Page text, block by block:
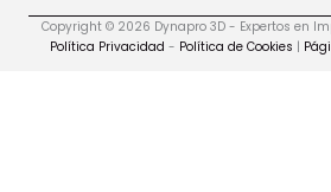
Copyright © 2026 Dynapro 3D - Expertos en
Política Privacidad - Política de Cookies |